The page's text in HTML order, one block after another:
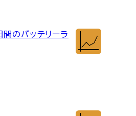
のバッテリーラ